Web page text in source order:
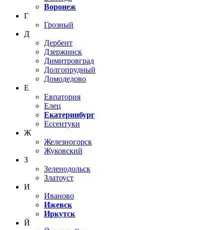
Воронеж
Г
Грозный
Д
Дербент
Дзержинск
Димитровград
Долгопрудный
Домодедово
Е
Евпатория
Елец
Екатеринбург
Ессентуки
Ж
Железногорск
Жуковский
З
Зеленодольск
Златоуст
И
Иваново
Ижевск
Иркутск
Й